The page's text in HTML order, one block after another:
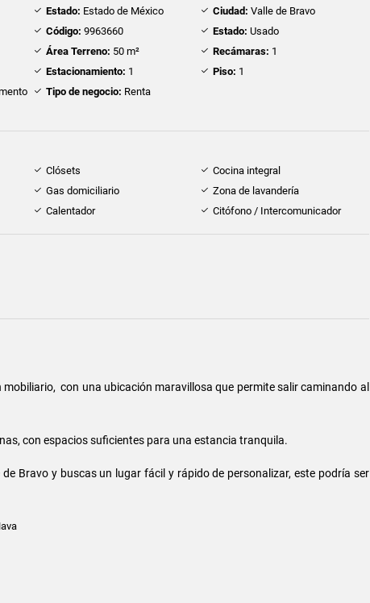
Estado: Estado de México Ciudad: Valle de Bravo
Código: 9963660 Estado: Usado
Área Terreno: 50 m² Recámaras: 1
Estacionamiento: 1 Piso: 1
Tipo de negocio: Renta
Clósets
Cocina integral
Gas domiciliario
Zona de lavandería
Calentador Citófono / Intercomunicador
con una ubicación maravillosa que permite salir caminando al
con espacios suficientes para una estancia tranquila.
Bravo y buscas un lugar fácil y rápido de personalizar, este podría ser